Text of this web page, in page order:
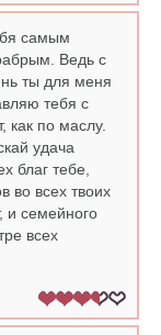
самым
Ведь с
ты для меня
тебя с
как по маслу.
удача
благ тебе,
во всех твоих
и семейного
всех